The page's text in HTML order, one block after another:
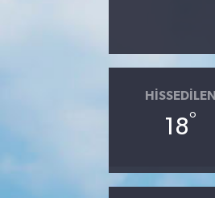
HISSEDILEN
18°